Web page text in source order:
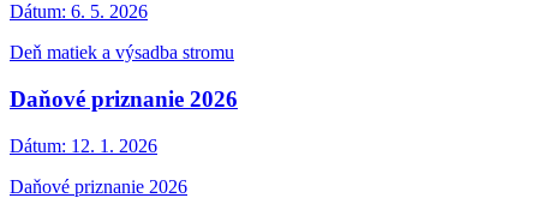
Dátum: 6. 5. 2026
Deň matiek a výsadba stromu
Daňové priznanie 2026
Dátum: 12. 1. 2026
Daňové priznanie 2026